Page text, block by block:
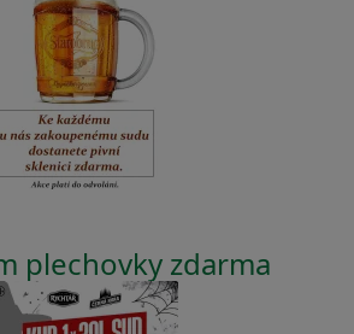
plechovky zdarma